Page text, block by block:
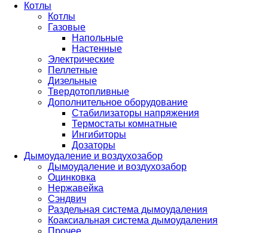
Котлы
Котлы
Газовые
Напольные
Настенные
Электрические
Пеллетные
Дизельные
Твердотопливные
Дополнительное оборудование
Стабилизаторы напряжения
Термостаты комнатные
Ингибиторы
Дозаторы
Дымоудаление и воздухозабор
Дымоудаление и воздухозабор
Оцинковка
Нержавейка
Сэндвич
Раздельная система дымоудаления
Коаксиальная система дымоудаления